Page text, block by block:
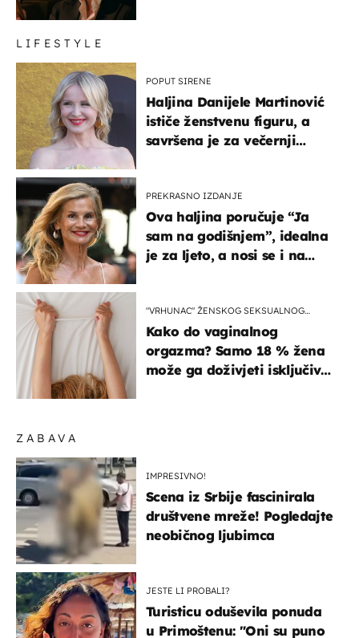
ZABAVA
IMPRESIVNO!
Scena iz Srbije fascinirala
društvene mreže! Pogledajte
neobičnog ljubimca
JESTE LI PROBALI?
Turisticu oduševila ponuda
u Primoštenu: "Oni su puno
LIFESTYLE
POPUT SIRENE
Haljina Danijele Martinović
ističe ženstvenu figuru, a
savršena je za večernji
PREKRASNO IZDANJE
Ova haljina poručuje “Ja
sam na godišnjem”, idealna
je za ljeto, a nosi se i na
"VRHUNAC" ŽENSKOG SEKSUALNOG
Kako do vaginalnog
orgazma? Samo 18 % žena
može ga doživjeti isključivo